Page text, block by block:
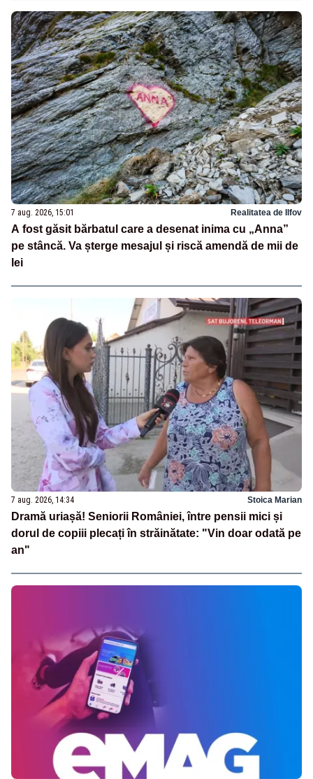
7 aug. 2026, 15:01 Realitatea de Ilfov
A fost găsit bărbatul care a desenat inima cu „Anna”
pe stâncă. Va șterge mesajul și riscă amendă de mii de
lei
7 aug. 2026, 14:34 Stoica Marian
Dramă uriașă! Seniorii României, între pensii mici și
dorul de copiii plecați în străinătate: "Vin doar odată pe
an"